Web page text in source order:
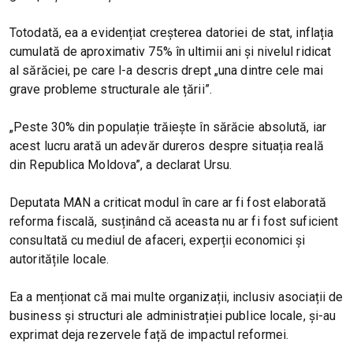
Totodată, ea a evidențiat creșterea datoriei de stat, inflația
cumulată de aproximativ 75% în ultimii ani și nivelul ridicat
al sărăciei, pe care l-a descris drept „una dintre cele mai
grave probleme structurale ale țării”.
„Peste 30% din populație trăiește în sărăcie absolută, iar
acest lucru arată un adevăr dureros despre situația reală
din Republica Moldova”, a declarat Ursu.
Deputata MAN a criticat modul în care ar fi fost elaborată
reforma fiscală, susținând că aceasta nu ar fi fost suficient
consultată cu mediul de afaceri, experții economici și
autoritățile locale.
Ea a menționat că mai multe organizații, inclusiv asociații de
business și structuri ale administrației publice locale, și-au
exprimat deja rezervele față de impactul reformei.